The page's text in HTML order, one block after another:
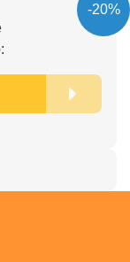
-20%